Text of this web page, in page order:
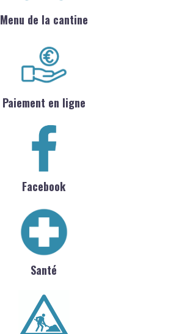
Menu de la cantine
Paiement en ligne
Facebook
Santé